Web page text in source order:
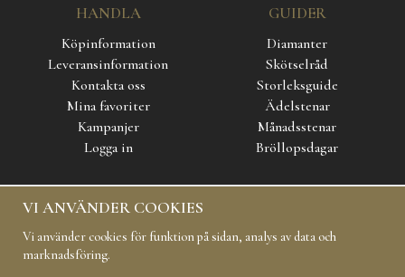
HANDLA
Köpinformation
Leveransinformation
Kontakta oss
Mina favoriter
Kampanjer
Logga in
GUIDER
Diamanter
Skötselråd
Storleksguide
Ädelstenar
Månadsstenar
Bröllopsdagar
VI ANVÄNDER COOKIES
Vi använder cookies för funktion på sidan, analys av data och
marknadsföring.